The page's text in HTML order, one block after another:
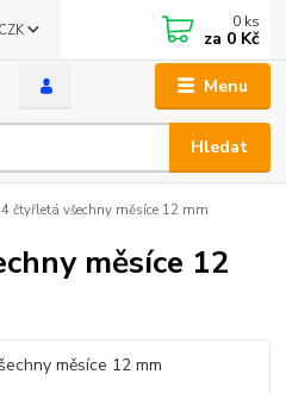
Menu
CZK
Hledat
0 ks
za 0 Kč
čtyřletá všechny měsíce 12 mm
měsíce 12